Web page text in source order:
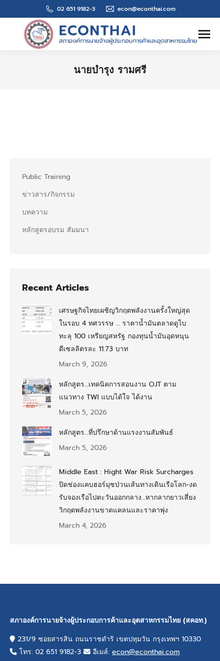
02 651 9182-3 econ@econthai.com
Search:
นายบำรุง รามศรี
Public Training
ข่าวสาร/กิจกรรม
บทความ
หลักสูตรอบรม สัมมนา
Recent Articles
เศรษฐกิจไทยเผชิญวิกฤตพลังงานครั้งใหญ่สุด
ในรอบ 4 ทศวรรษ … ราคาน้ำมันตลาดดูไบ
ทะลุ 100 เหรียญสหรัฐ กองทุนน้ำมันอุดหนุน
ดีเซลลิตรละ 11.73 บาท
March 9, 2026
หลักสูตร…เทคนิคการสอนงาน OJT ตาม
แนวทาง TWI แบบได้ใจ ได้งาน
March 5, 2026
หลักสูตร…ที่ปรึกษาด้านแรงงานสัมพันธ์
March 5, 2026
Middle East : Hight War Risk Surcharges
ปิดช่องแคบฮอร์มุซป่วนเส้นทางเดินเรือโลก-งด
รับจองเรือไปตะวันออกกลาง…หากลากยาวเสี่ยง
วิกฤตพลังงานขาดแคลนและราคาพุ่ง
March 4, 2026
สภาองค์การนายจ้างผู้ประกอบการค้าและอุตสาหกรรมไทย (สคอท.)
231/9 ซอยสารสิน ถนนราชดำริ เขตปทุมวัน กรุงเทพฯ 10330
โทร: 02 651 9182-3
อีเมล์: econ@econthai.com